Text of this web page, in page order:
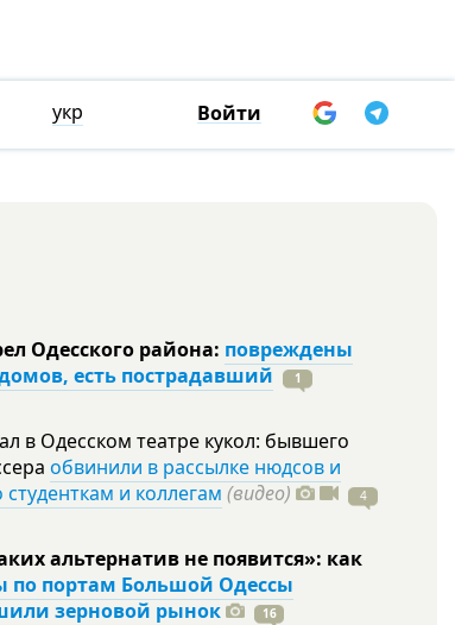
укр Войти
Одесского района: повреждены
есть пострадавший
1
в Одесском театре кукол: бывшего
обвинили в рассылке нюдсов и
и коллегам (видео) 4
альтернатив не появится»: как
по портам Большой Одессы
зерновой рынок
16